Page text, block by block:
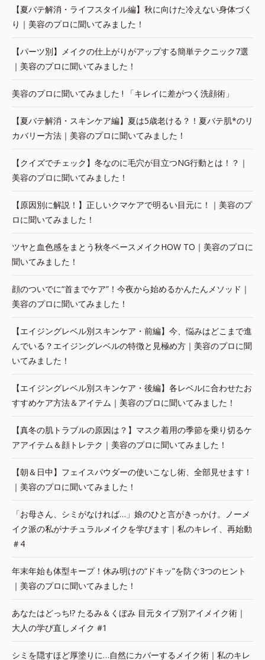
【夏バテ解消・ライフスタイル編】秋に向けた冷えない身体づく
り｜美容のプロに聞いてみました！
【パーツ別】メイクの仕上がりがアップする簡単テクニック7選
｜美容のプロに聞いてみました！
美容のプロに聞いてみました ! 「キレイに差がつく洗顔術」
【夏バテ解消・スキンケア編】夏は5歳老ける？！夏バテ肌*のリ
カバリー方法｜美容のプロに聞いてみました！
【クイズでチェック】冬なのに毛穴が目立つNG行動とは！？｜
美容のプロに聞いてみました！
【原因別に解説！】正しいクマケアで明るい目元に！｜美容のプ
ロに聞いてみました！
ツヤと血色感をまとう秋冬ベースメイクHOW TO｜美容のプロに
聞いてみました！
顔のついでに“首までケア”！今夜から始めるかんたんメソッド｜
美容のプロに聞いてみました！
【エイジングレベル別スキンケア・前編】今、悩みはどこまで進
んでいる？エイジングレベルの特徴と見極め方｜美容のプロに聞
いてみました！
【エイジングレベル別スキンケア・後編】各レベルに合わせたお
すすめケア方法＆アイテム｜美容のプロに聞いてみました！
【真冬の肌トラブルの原因は？】マスク着用の季節を乗り切るケ
アアイテム＆顔トレテク｜美容のプロに聞いてみました！
【朝＆日中】フェイスパウダーの使いこなし術、全部見せます！
｜美容のプロに聞いてみました！
「お母さん、シミがなければ…」娘のひと言がきっかけ。ノーメ
イク派の私がナチュラルメイクを学びます｜私のキレイ、再始動
＃4
年末年始も体型キープ！休み明けの“ドキッ”を防ぐ3つのヒント
｜美容のプロに聞いてみました！
あなたはどっち!? たるみ＆くぼみ 目元タイプ別アイメイク術｜
大人の学び直しメイク #1
シミを隠すほど厚塗りに…自然にカバーするメイク術｜私のキレ